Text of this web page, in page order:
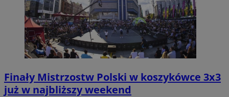
Finały Mistrzostw Polski w koszykówce 3x3
już w najbliższy weekend